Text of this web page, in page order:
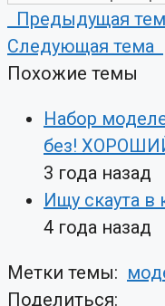
Предыдущая
Следующая тема
Похожие темы
Набор
без!
3 года назад
Ищу скаута в
4 года назад
Метки темы:
Поделиться: